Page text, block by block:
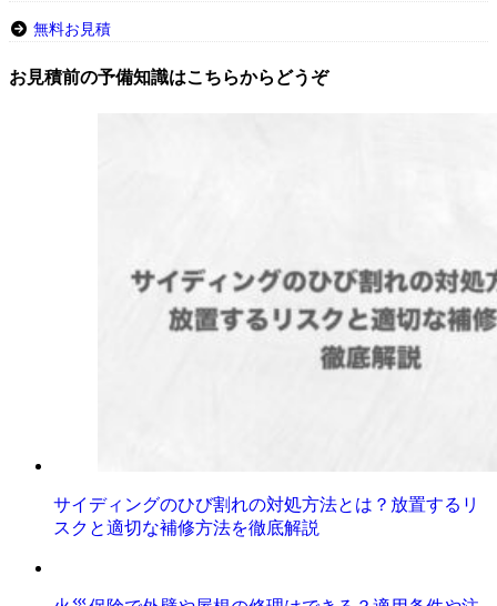
無料お見積
お見積前の予備知識はこちらからどうぞ
サイディングのひび割れの対処方法とは？放置するリ
スクと適切な補修方法を徹底解説